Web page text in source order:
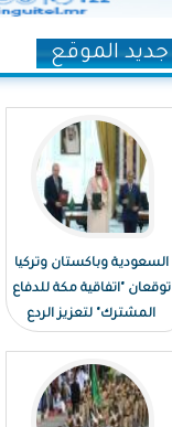
جديد الموقع
السعودية وباكستان وتركيا
توقعان "اتفاقية مكة للدفاع
المشترك" لتعزيز الردع